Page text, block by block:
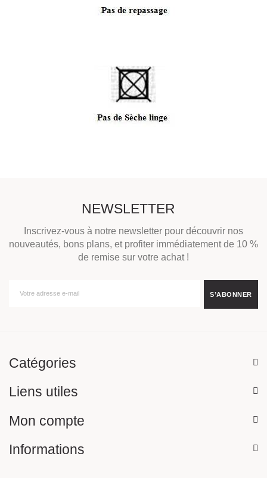
NEWSLETTER
Inscrivez-vous à notre newsletter pour découvrir nos
nouveautés, bons plans, et profiter immédiatement de 10 %
de remise sur votre achat !
Catégories
Liens utiles
Mon compte
Informations